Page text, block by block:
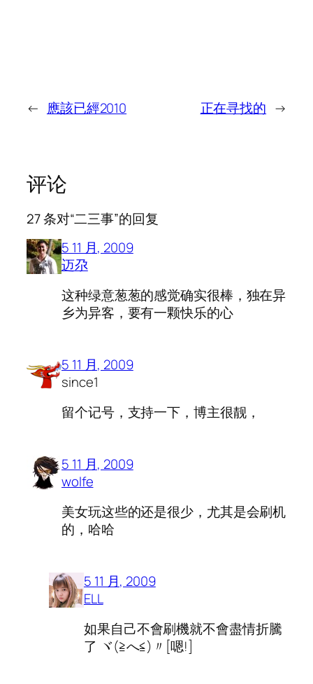
← 應該已經2010 正在寻找的 →
评论
27 条对“二三事”的回复
5 11 月, 2009
迈尕
这种绿意葱葱的感觉确实很棒，独在异
乡为异客，要有一颗快乐的心
5 11 月, 2009
since1
留个记号，支持一下，博主很靓，
5 11 月, 2009
wolfe
美女玩这些的还是很少，尤其是会刷机
的，哈哈
5 11 月, 2009
ELL
如果自己不會刷機就不會盡情折騰
了 ヾ(≧へ≦)〃[嗯!]